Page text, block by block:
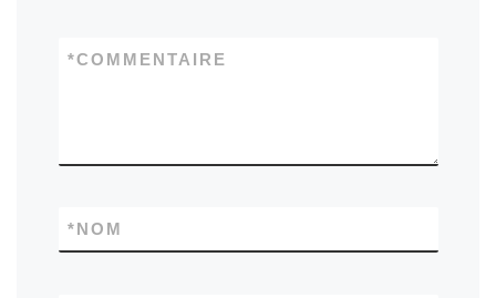
COMMENTAIRE
*
NOM
*